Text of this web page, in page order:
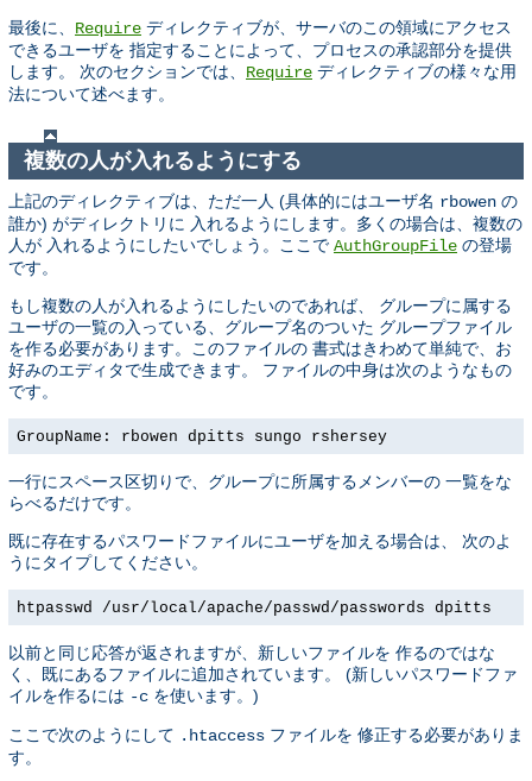
最後に、 Require ディレクティブが、サーバのこの領域にアクセス
できるユーザを 指定することによって、プロセスの承認部分を提供
します。 次のセクションでは、 Require ディレクティブの様々な用
法について述べます。
複数の人が入れるようにする
上記のディレクティブは、ただ一人 (具体的にはユーザ名 rbowen の
誰か) がディレクトリに 入れるようにします。多くの場合は、複数の
人が 入れるようにしたいでしょう。ここで AuthGroupFile の登場
です。
もし複数の人が入れるようにしたいのであれば、 グループに属する
ユーザの一覧の入っている、グループ名のついた グループファイル
を作る必要があります。このファイルの 書式はきわめて単純で、お
好みのエディタで生成できます。 ファイルの中身は次のようなもの
です。
GroupName: rbowen dpitts sungo rshersey
一行にスペース区切りで、グループに所属するメンバーの 一覧をな
らべるだけです。
既に存在するパスワードファイルにユーザを加える場合は、 次のよ
うにタイプしてください。
htpasswd /usr/local/apache/passwd/passwords dpitts
以前と同じ応答が返されますが、新しいファイルを 作るのではな
く、既にあるファイルに追加されています。 (新しいパスワードファ
イルを作るには -c を使います。)
ここで次のようにして .htaccess ファイルを 修正する必要がありま
す。